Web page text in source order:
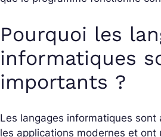
Pourquoi les
informatiques
importants ?
Les langages informatiques
les applications modernes et ont